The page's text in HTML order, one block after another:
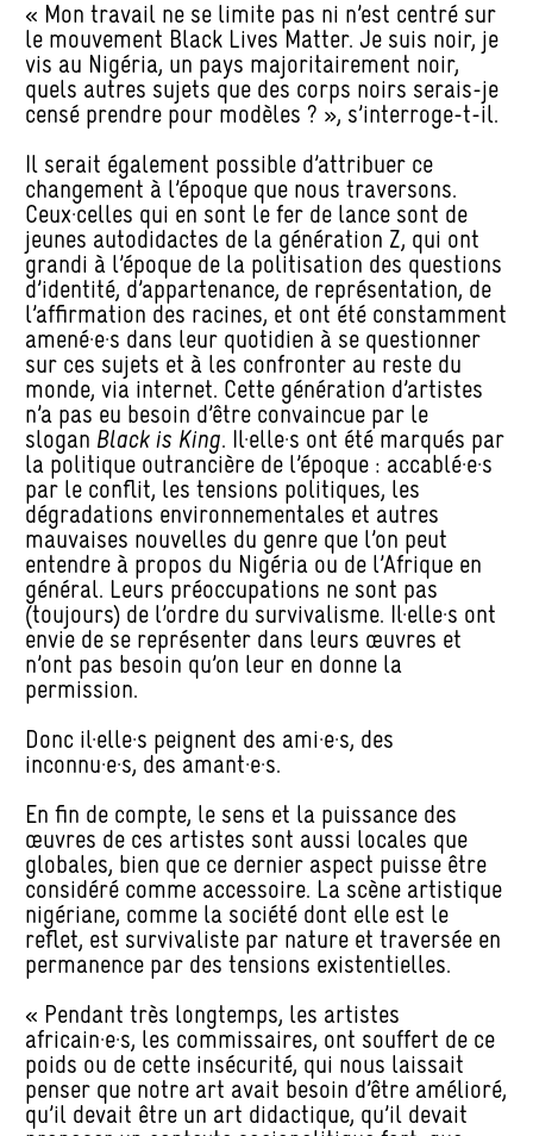
« Mon travail ne se limite pas ni n’est centré sur
le mouvement Black Lives Matter. Je suis noir, je
vis au Nigéria, un pays majoritairement noir,
quels autres sujets que des corps noirs serais-je
censé prendre pour modèles ? », s’interroge-t-il.
Il serait également possible d’attribuer ce
changement à l’époque que nous traversons.
Ceux·celles qui en sont le fer de lance sont de
jeunes autodidactes de la génération Z, qui ont
grandi à l’époque de la politisation des questions
d’identité, d’appartenance, de représentation, de
l’affirmation des racines, et ont été constamment
amené·e·s dans leur quotidien à se questionner
sur ces sujets et à les confronter au reste du
monde, via internet. Cette génération d’artistes
n’a pas eu besoin d’être convaincue par le
slogan Black is King. Il·elle·s ont été marqués par
la politique outrancière de l’époque : accablé·e·s
par le conflit, les tensions politiques, les
dégradations environnementales et autres
mauvaises nouvelles du genre que l’on peut
entendre à propos du Nigéria ou de l’Afrique en
général. Leurs préoccupations ne sont pas
(toujours) de l’ordre du survivalisme. Il·elle·s ont
envie de se représenter dans leurs œuvres et
n’ont pas besoin qu’on leur en donne la
permission.
Donc il·elle·s peignent des ami·e·s, des
inconnu·e·s, des amant·e·s.
En fin de compte, le sens et la puissance des
œuvres de ces artistes sont aussi locales que
globales, bien que ce dernier aspect puisse être
considéré comme accessoire. La scène artistique
nigériane, comme la société dont elle est le
reflet, est survivaliste par nature et traversée en
permanence par des tensions existentielles.
« Pendant très longtemps, les artistes
africain·e·s, les commissaires, ont souffert de ce
poids ou de cette insécurité, qui nous laissait
penser que notre art avait besoin d’être amélioré,
qu’il devait être un art didactique, qu’il devait